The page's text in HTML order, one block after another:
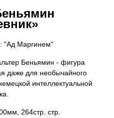
"Ад Маргинем"
Беньямин - фигура
даже для необычайного
интеллектуальной
264стр. стр.